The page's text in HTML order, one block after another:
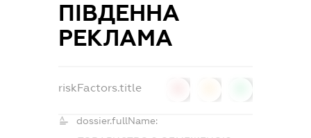
ПІВДЕННА
РЕКЛАМА
riskFactors.title
dossier.fullName: